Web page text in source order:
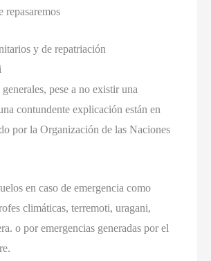
repasaremos
y de repatriación
,pese a no existir una
contundente explicación están en
por la Organización de las Naciones
en caso de emergencia como
climáticas, terremoti, uragani,
o por emergencias generadas por el
.